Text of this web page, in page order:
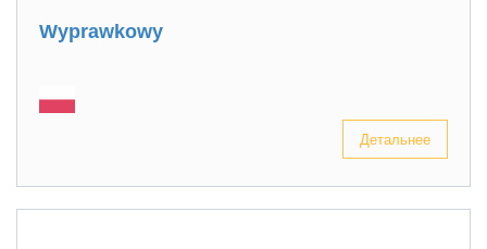
Wyprawkowy
Детальнее